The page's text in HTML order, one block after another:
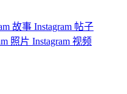
故事 Instagram 帖子
照片 Instagram 视频